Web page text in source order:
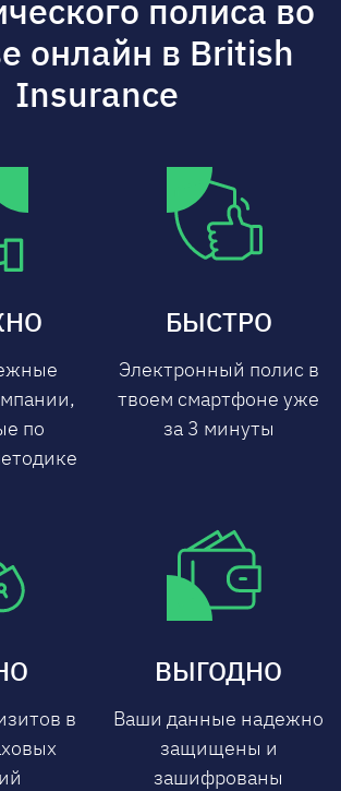
полиса во
онлайн в British
Insurance
по
БЫСТРО
Электронный полис в
твоем смартфоне уже
за 3 минуты
в
ВЫГОДНО
Ваши данные надежно
защищены и
зашифрованы